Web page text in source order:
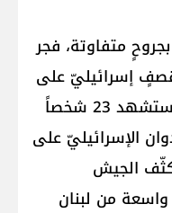
واستشهد 12 لبنانياً وأُصيب 9 بجروحٍ متفاوتة، فجر
في قصفٍ إسرائيليّ على
بلدة الكرك شرقيّ لبنان. كما استشهد 23 شخصاً
الإسرائيليّ على
الجيش
من لبنان